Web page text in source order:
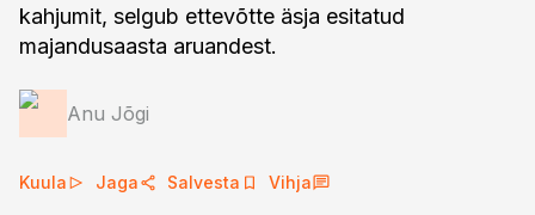
kahjumit, selgub ettevõtte äsja esitatud
majandusaasta aruandest.
Anu Jõgi
Kuula Jaga Salvesta Vihja